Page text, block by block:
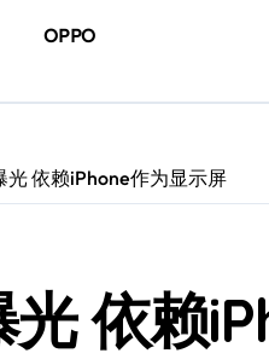
旗舰，亮点多多速来瞧！
置亮点，速来一睹为快！
生活，资讯随行一手握！
，限时优惠速抢不容错过！
管家助你快人一步领风骚！
OPPO
光 依赖iPhone作为显示屏
依赖